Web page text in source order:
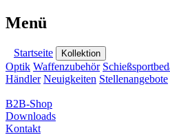
Menü
Startseite Kollektion
Optik Waffenzubehör
Händler Neuigkeiten Stellenangebote
B2B-Shop
Downloads
Kontakt